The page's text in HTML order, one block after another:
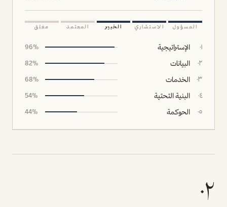
المسؤول الاستشاري الخبير المعتمد مغلق
٠١ الإستراتيجية 96%
٠٢ البيانات 82%
٠٣ الخدمات 68%
٠٤ البنية التحتية 54%
٠٥ الحوكمة 44%
٠٢